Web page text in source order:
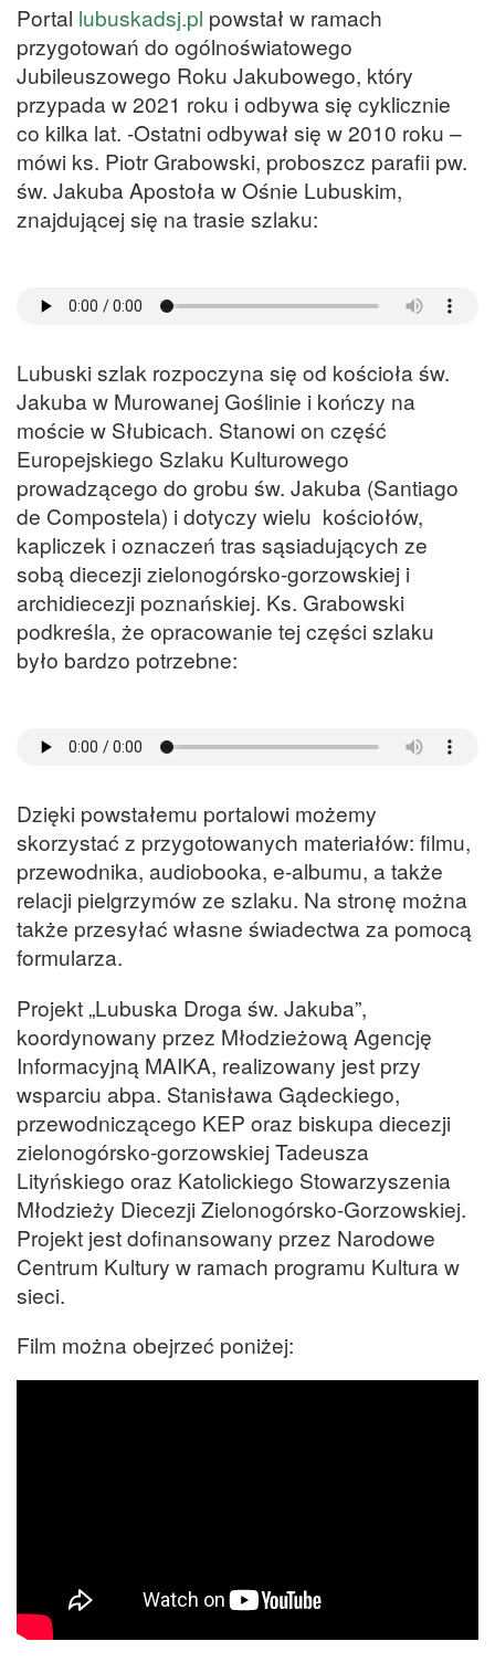
Portal lubuskadsj.pl powstał w ramach
przygotowań do ogólnoświatowego
Jubileuszowego Roku Jakubowego, który
przypada w 2021 roku i odbywa się cyklicznie
co kilka lat. -Ostatni odbywał się w 2010 roku –
mówi ks. Piotr Grabowski, proboszcz parafii pw.
św. Jakuba Apostoła w Ośnie Lubuskim,
znajdującej się na trasie szlaku:
Lubuski szlak rozpoczyna się od kościoła św.
Jakuba w Murowanej Goślinie i kończy na
moście w Słubicach. Stanowi on część
Europejskiego Szlaku Kulturowego
prowadzącego do grobu św. Jakuba (Santiago
de Compostela) i dotyczy wielu kościołów,
kapliczek i oznaczeń tras sąsiadujących ze
sobą diecezji zielonogórsko-gorzowskiej i
archidiecezji poznańskiej. Ks. Grabowski
podkreśla, że opracowanie tej części szlaku
było bardzo potrzebne:
Dzięki powstałemu portalowi możemy
skorzystać z przygotowanych materiałów: filmu,
przewodnika, audiobooka, e-albumu, a także
relacji pielgrzymów ze szlaku. Na stronę można
także przesyłać własne świadectwa za pomocą
formularza.
Projekt „Lubuska Droga św. Jakuba”,
koordynowany przez Młodzieżową Agencję
Informacyjną MAIKA, realizowany jest przy
wsparciu abpa. Stanisława Gądeckiego,
przewodniczącego KEP oraz biskupa diecezji
zielonogórsko-gorzowskiej Tadeusza
Lityńskiego oraz Katolickiego Stowarzyszenia
Młodzieży Diecezji Zielonogórsko-Gorzowskiej.
Projekt jest dofinansowany przez Narodowe
Centrum Kultury w ramach programu Kultura w
sieci.
Film można obejrzeć poniżej: